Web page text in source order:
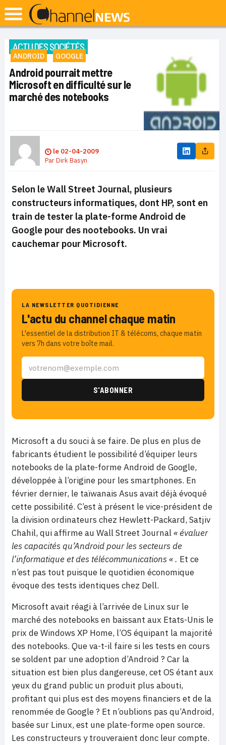
ACTU DES SOCIÉTÉS
ANDROID GOOGLE
Android pourrait mettre
Microsoft en difficulté sur le
marché des notebooks
le 02-04-2009
ParDirk Basyn
Selon le Wall Street Journal, plusieurs
constructeurs informatiques, dont HP, sont en
train de tester la plate-forme Android de
Google pour des nootebooks. Un vrai
cauchemar pour Microsoft.
LA NEWSLETTER QUOTIDIENNE
L'actu du channel chaque matin
L'essentiel de la distribution IT & télécoms, chaque matin
vers 7h dans votre boîte mail.
Microsoft a du souci à se faire. De plus en plus de
fabricants étudient le possibilité d’équiper leurs
notebooks de la plate-forme Android de Google,
développée à l’origine pour les smartphones. En
février dernier, le taïwanais Asus avait déjà évoqué
cette possibilité. C’est à présent le vice-président de
la division ordinateurs chez Hewlett-Packard, Satjiv
Chahil, qui affirme au Wall Street Journal« évaluer
les capacités qu’Android pour les secteurs de
l’informatique et des télécommunications « . Et ce
n’est pas tout puisque le quotidien économique
évoque des tests identiques chez Dell.
Microsoft avait réagi à l’arrivée de Linux sur le
marché des notebooks en baissant aux Etats-Unis le
prix de Windows XP Home, l’OS équipant la majorité
des notebooks. Que va-t-il faire si les tests en cours
se soldent par une adoption d’Android ? Car la
situation est bien plus dangereuse, cet OS étant aux
yeux du grand public un produit plus abouti,
profitant qui plus est des moyens financiers et de la
renommée de Google ? Et n’oublions pas qu’Android,
basée sur Linux, est une plate-forme open source.
Les constructeurs y trouveraient donc leur compte.